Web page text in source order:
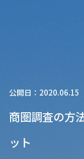
公開日：2020.06.15
商圏調査の方
ット